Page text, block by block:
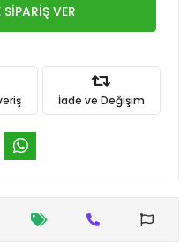
VER
İade ve Değişim